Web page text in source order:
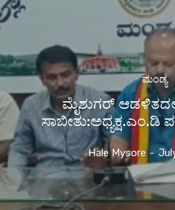
ಮಂಡ್ಯ
ಮೈಶುಗರ್
ಸಾಬೀತು:ಅಧ್ಯಕ್ಷ.ಎಂ.ಡಿ
Hale Mysore -